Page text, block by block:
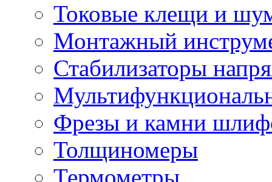
Токовые клещи и
Монтажный
Стабилизаторы
Фрезы и камни
Толщиномеры